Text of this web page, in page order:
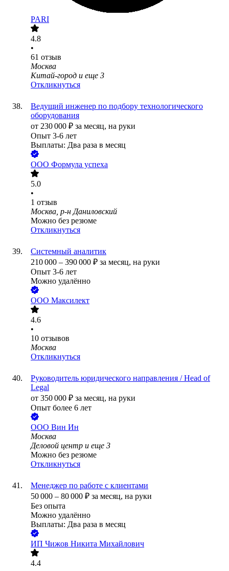
PARI
4.8
•
61 отзыв
Москва
Китай-город и еще 3
Откликнуться
Ведущий инженер по подбору технологического
оборудования
от 230 000 ₽ за месяц, на руки
Опыт 3-6 лет
Выплаты: Два раза в месяц
ООО Формула успеха
5.0
•
1 отзыв
Москва, р-н Даниловский
Можно без резюме
Откликнуться
Системный аналитик
210 000 – 390 000 ₽ за месяц, на руки
Опыт 3-6 лет
Можно удалённо
ООО Максилект
4.6
•
10 отзывов
Москва
Откликнуться
Руководитель юридического направления / Head of
Legal
от 350 000 ₽ за месяц, на руки
Опыт более 6 лет
ООО Вин Ин
Москва
Деловой центр и еще 3
Можно без резюме
Откликнуться
Менеджер по работе с клиентами
50 000 – 80 000 ₽ за месяц, на руки
Без опыта
Можно удалённо
Выплаты: Два раза в месяц
ИП Чижов Никита Михайлович
4.4